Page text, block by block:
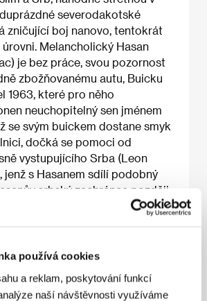
používá cookies
a reklam, poskytování funkcí
naší návštěvnosti využíváme
severodakotské
zničující boj nanovo, tentokrát
Melancholický Hasan
je bez práce, svou pozornost
zbožňovanému autu, Buicku
1963, které pro něho
neuchopitelný sen jménem
se svým buickem dostane smyk
dočká se pomoci od
vystupujícího Srba (Leon
jenž s Hasanem sdílí podobný
srbský zachránce později
hrdost. Film byl natočen